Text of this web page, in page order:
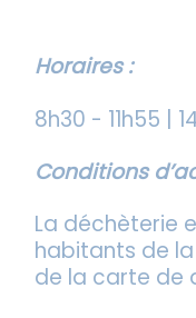
Horaires :
8h30 - 11h55 |
Conditions
La déchèterie
habitants de la
de la carte de